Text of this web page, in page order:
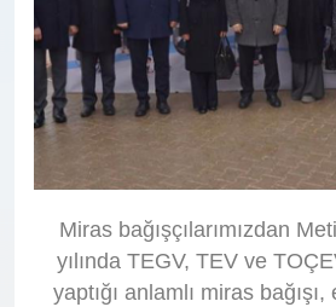
Miras bağışçılarımızdan
yılında TEGV, TEV ve
yaptığı anlamlı miras